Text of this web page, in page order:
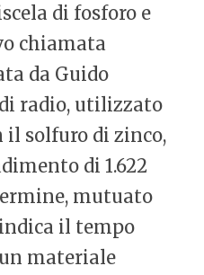
di fosforo e
chiamata
da Guido
radio, utilizzato
solfuro di zinco,
di 1.622
mutuato
il tempo
materiale